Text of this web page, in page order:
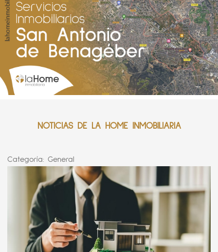
NOTICIAS DE LA HOME INMOBILIARIA
Categoría: General